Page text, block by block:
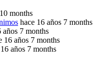
months
hace 16 años 7 months
años 7 months
16 años 7 months
años 7 months